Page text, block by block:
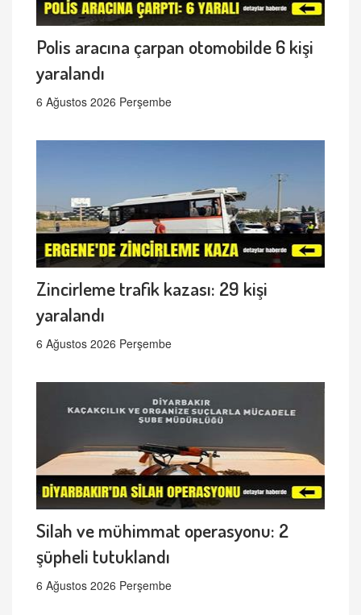
Polis aracına çarpan otomobilde 6 kişi
yaralandı
6 Ağustos 2026 Perşembe
Zincirleme trafik kazası: 29 kişi
yaralandı
6 Ağustos 2026 Perşembe
Silah ve mühimmat operasyonu: 2
şüpheli tutuklandı
6 Ağustos 2026 Perşembe